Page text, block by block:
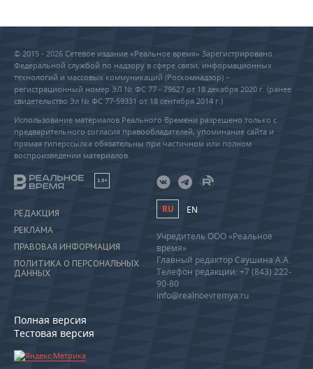
© 2015 - 2026 Сетевое издание «Реальное время» Зарегистрировано
Федеральной службой по надзору в сфере связи, информационных
технологий и массовых коммуникаций (Роскомнадзор) –
регистрационный номер ЭЛ № ФС 77 - 79627 от 18 декабря 2020 г. (ранее
свидетельство Эл № ФС 77-59331 от 18 сентября 2014 г.)
Использование материалов Реального Времени разрешено только с
предварительного согласия правообладателей, упоминание сайта и
прямая гиперссылка обязательны при частичном или полном
воспроизведении материалов.
18+
РЕДАКЦИЯ
РЕКЛАМА
ПРАВОВАЯ ИНФОРМАЦИЯ
ПОЛИТИКА О ПЕРСОНАЛЬНЫХ
ДАННЫХ
Полная версия
Тестовая версия
RU EN
Учредитель ООО «Реальное
время»
Главный редактор Саушина А.А.
Телефон редакции: +7 (843) 222-
90-80
info@realnoevremya.ru